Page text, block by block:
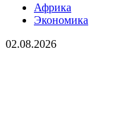
Африка
Экономика
02.08.2026